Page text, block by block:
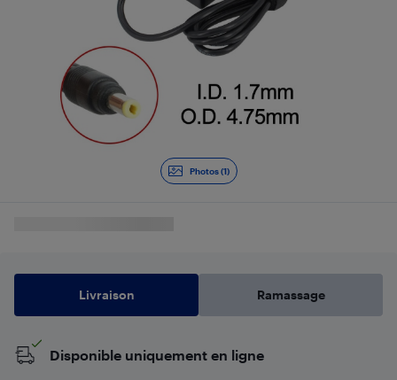
Photos (1)
Livraison Ramassage
Disponible uniquement en ligne